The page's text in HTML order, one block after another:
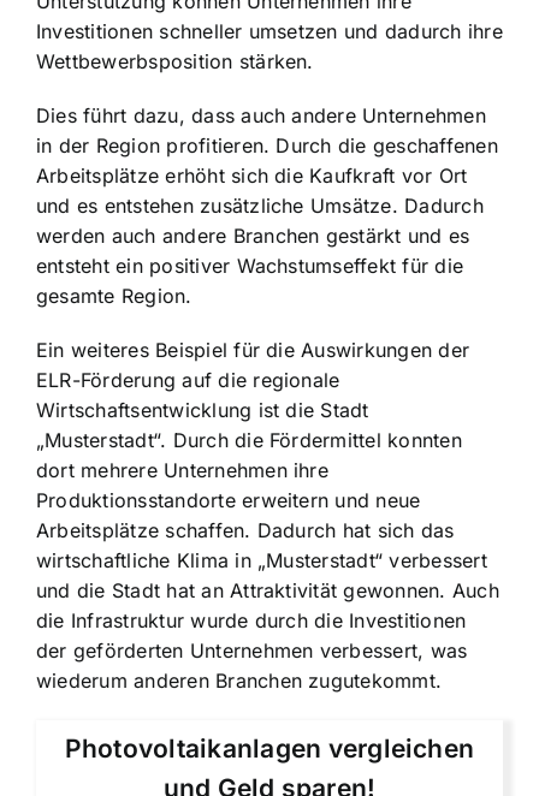
Investitionen schneller umsetzen und dadurch ihre
Wettbewerbsposition stärken.
Dies führt dazu, dass auch andere Unternehmen
in der Region profitieren. Durch die geschaffenen
Arbeitsplätze erhöht sich die Kaufkraft vor Ort
und es entstehen zusätzliche Umsätze. Dadurch
werden auch andere Branchen gestärkt und es
entsteht ein positiver Wachstumseffekt für die
gesamte Region.
Ein weiteres Beispiel für die Auswirkungen der
ELR-Förderung auf die regionale
Wirtschaftsentwicklung ist die Stadt
„Musterstadt“. Durch die Fördermittel konnten
dort mehrere Unternehmen ihre
Produktionsstandorte erweitern und neue
Arbeitsplätze schaffen. Dadurch hat sich das
wirtschaftliche Klima in „Musterstadt“ verbessert
und die Stadt hat an Attraktivität gewonnen. Auch
die Infrastruktur wurde durch die Investitionen
der geförderten Unternehmen verbessert, was
wiederum anderen Branchen zugutekommt.
Photovoltaikanlagen vergleichen
und Geld sparen!